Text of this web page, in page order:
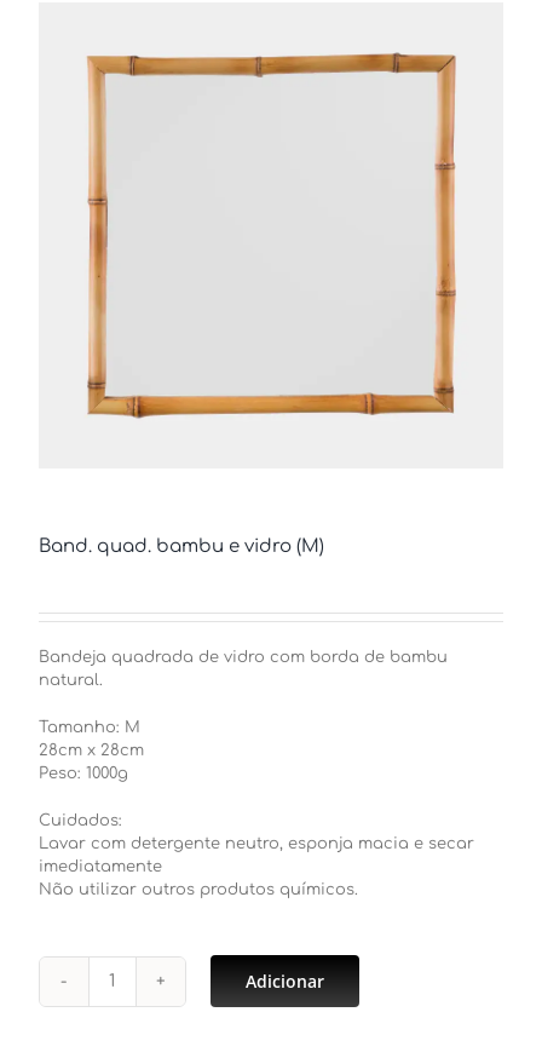
Band. quad. bambu e vidro (M)
Bandeja quadrada de vidro com borda de bambu
natural.
Tamanho: M
28cm x 28cm
Peso: 1000g
Cuidados:
Lavar com detergente neutro, esponja macia e secar
imediatamente
Não utilizar outros produtos químicos.
Band.
Adicionar